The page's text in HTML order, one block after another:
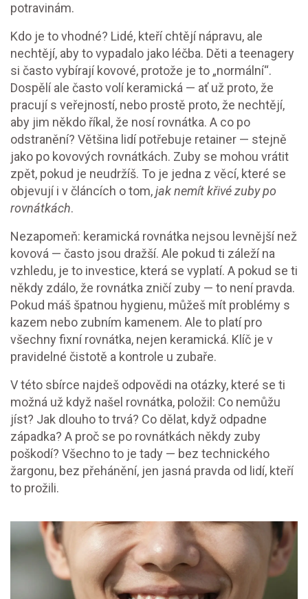
potravinám.
Kdo je to vhodné? Lidé, kteří chtějí nápravu, ale
nechtějí, aby to vypadalo jako léčba. Děti a teenagery
si často vybírají kovové, protože je to „normální“.
Dospělí ale často volí keramická — ať už proto, že
pracují s veřejností, nebo prostě proto, že nechtějí,
aby jim někdo říkal, že nosí rovnátka. A co po
odstranění? Většina lidí potřebuje retainer — stejně
jako po kovových rovnátkách. Zuby se mohou vrátit
zpět, pokud je neudržíš. To je jedna z věcí, které se
objevují i v článcích o tom,jak nemít křivé zuby po
rovnátkách.
Nezapomeň: keramická rovnátka nejsou levnější než
kovová — často jsou dražší. Ale pokud ti záleží na
vzhledu, je to investice, která se vyplatí. A pokud se ti
někdy zdálo, že rovnátka zničí zuby — to není pravda.
Pokud máš špatnou hygienu, můžeš mít problémy s
kazem nebo zubním kamenem. Ale to platí pro
všechny fixní rovnátka, nejen keramická. Klíč je v
pravidelné čistotě a kontrole u zubaře.
V této sbírce najdeš odpovědi na otázky, které se ti
možná už když našel rovnátka, položil: Co nemůžu
jíst? Jak dlouho to trvá? Co dělat, když odpadne
západka? A proč se po rovnátkách někdy zuby
poškodí? Všechno to je tady — bez technického
žargonu, bez přehánění, jen jasná pravda od lidí, kteří
to prožili.